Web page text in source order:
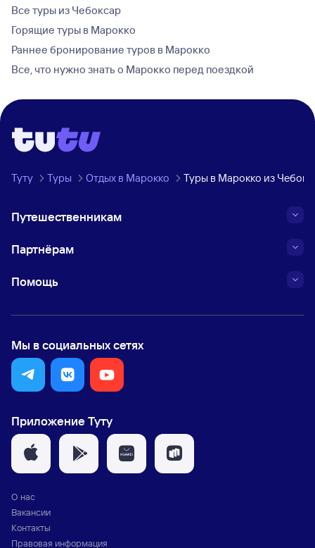
Все туры из Чебоксар
Горящие туры в Марокко
Раннее бронирование туров в Марокко
Все, что нужно знать о Марокко перед поездкой
Туту Туры Отдых в Марокко Туры в Марокко из
Путешественникам
Партнёрам
Помощь
Мы в социальных сетях
Приложение Туту
О нас
Вакансии
Контакты
Правовая информация